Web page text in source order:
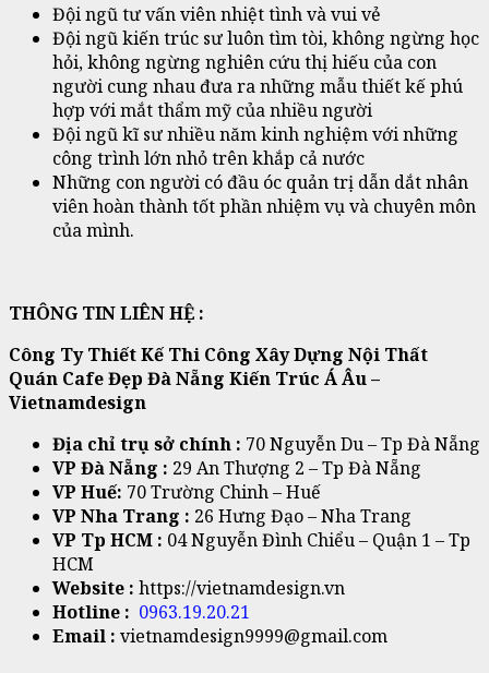
Đội ngũ tư vấn viên nhiệt tình và vui vẻ
Đội ngũ kiến trúc sư luôn tìm tòi, không ngừng học
hỏi, không ngừng nghiên cứu thị hiếu của con
người cung nhau đưa ra những mẫu thiết kế phú
hợp với mắt thẩm mỹ của nhiều người
Đội ngũ kĩ sư nhiều năm kinh nghiệm với những
công trình lớn nhỏ trên khắp cả nước
Những con người có đầu óc quản trị dẫn dắt nhân
viên hoàn thành tốt phần nhiệm vụ và chuyên môn
của mình.
THÔNG TIN LIÊN HỆ :
Công Ty Thiết Kế Thi Công Xây Dựng Nội Thất
Quán Cafe Đẹp Đà Nẵng Kiến Trúc Á Âu –
Vietnamdesign
Địa chỉ trụ sở chính : 70 Nguyễn Du – Tp Đà Nẵng
VP Đà Nẵng : 29 An Thượng 2 – Tp Đà Nẵng
VP Huế: 70 Trường Chinh – Huế
VP Nha Trang : 26 Hưng Đạo – Nha Trang
VP Tp HCM : 04 Nguyễn Đình Chiểu – Quận 1 – Tp
HCM
Website : https://vietnamdesign.vn
Hotline : 0963.19.20.21
Email : vietnamdesign9999@gmail.com